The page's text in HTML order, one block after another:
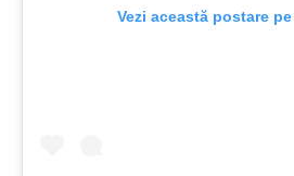
Vezi această postare